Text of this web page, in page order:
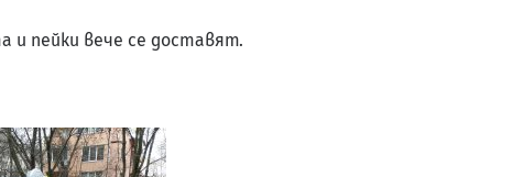
и пейки вече се доставят.